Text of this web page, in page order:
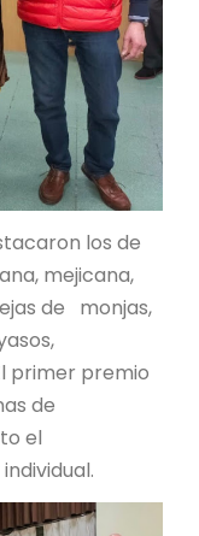
los de
mejicana,
de monjas,
primer premio
de
el